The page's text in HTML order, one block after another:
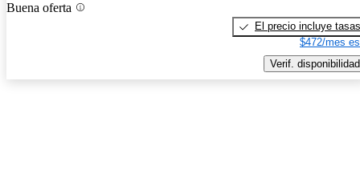
Buena oferta
El precio incluye tasas
$472/mes
Verif. disponibilidad